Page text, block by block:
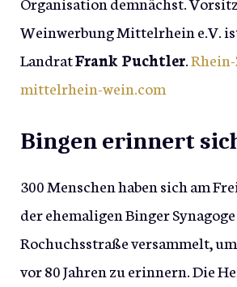
Weinwerbung Mittelrhein e.V.
LandratFrank Puchtler.
mittelrhein-wein.com
Bingen erinnert
300 Menschen haben sich am
der ehemaligen Binger
Rochuchsstraße versammelt,
vor 80 Jahren zu erinnern. Die